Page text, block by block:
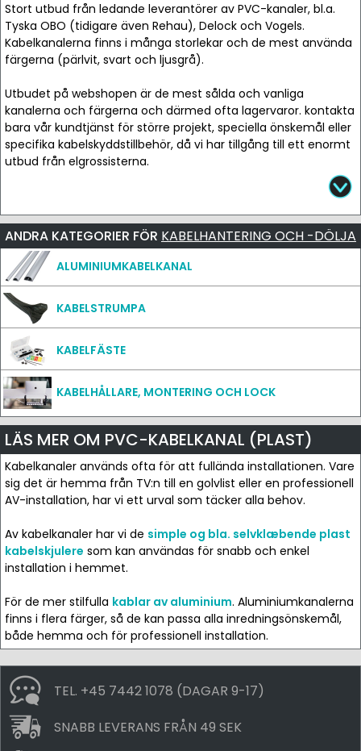
Stort utbud från ledande leverantörer av PVC-kanaler, bl.a.
Tyska OBO (tidigare även Rehau), Delock och Vogels.
Kabelkanalerna finns i många storlekar och de mest använda
färgerna (pärlvit, svart och ljusgrå).
Utbudet på webshopen är de mest sålda och vanliga
kanalerna och färgerna och därmed ofta lagervaror. kontakta
bara vår kundtjänst för större projekt, speciella önskemål eller
specifika kabelskyddstillbehör, då vi har tillgång till ett enormt
utbud från elgrossisterna.
ANDRA KATEGORIER FÖR KABELHANTERING OCH -DÖLJA
ALUMINIUMKABELKANAL
KABELSTRUMPA
KABELFÄSTE
KABELHÅLLARE, MONTERING OCH LOCK
LÄS MER OM PVC-KABELKANAL (PLAST)
Kabelkanaler används ofta för att fullända installationen. Vare
sig det är hemma från TV:n till en golvlist eller en professionell
AV-installation, har vi ett urval som täcker alla behov.
Av kabelkanaler har vi de simple og bla. selvklæbende plast
kabelskjulere som kan användas för snabb och enkel
installation i hemmet.
För de mer stilfulla kablar av aluminium. Aluminiumkanalerna
finns i flera färger, så de kan passa alla inredningsönskemål,
både hemma och för professionell installation.
TEL. +45 7442 1078 (DAGAR 9-17)
SNABB LEVERANS FRÅN 49 SEK